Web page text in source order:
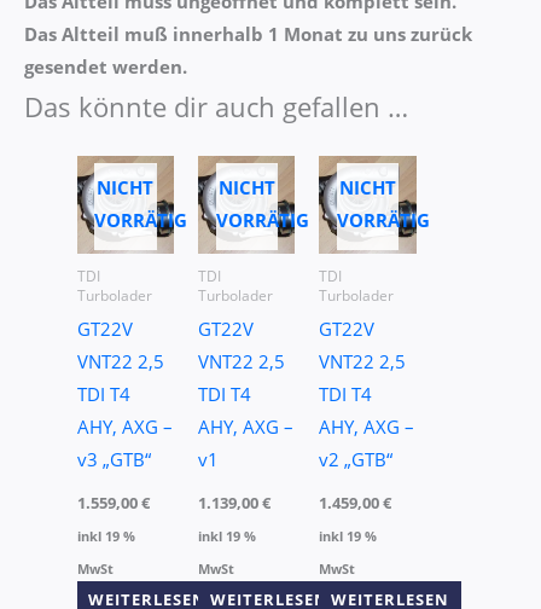
Das Altteil muß innerhalb 1 Monat zu uns zurück
gesendet werden.
Das könnte dir auch gefallen …
NICHT
VORRÄTIG
TDI
Turbolader
GT22V
VNT22 2,5
TDI T4
AHY, AXG –
v3 „GTB“
1.559,00€
inkl 19 %
MwSt
WEITERLESEN
NICHT
VORRÄTIG
TDI
Turbolader
GT22V
VNT22 2,5
TDI T4
AHY, AXG –
v1
1.139,00€
inkl 19 %
MwSt
WEITERLESEN
NICHT
VORRÄTIG
TDI
Turbolader
GT22V
VNT22 2,5
TDI T4
AHY, AXG –
v2 „GTB“
1.459,00€
inkl 19 %
MwSt
WEITERLESEN